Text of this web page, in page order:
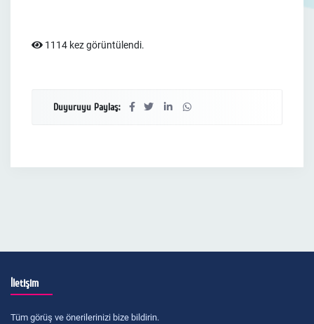
1114 kez görüntülendi.
Duyuruyu Paylaş:
İletişim
Tüm görüş ve önerilerinizi bize bildirin.